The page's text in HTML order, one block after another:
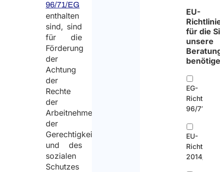
96/71/EG
enthalten
sind, sind
für die
Förderung
der
Achtung
der
Rechte
der
Arbeitnehmer,
der
Gerechtigkeit
und des
sozialen
Schutzes
EU-
für die
unsere
EG-
Richtlinie
96/71
EU-
Richtlinie
2014/67